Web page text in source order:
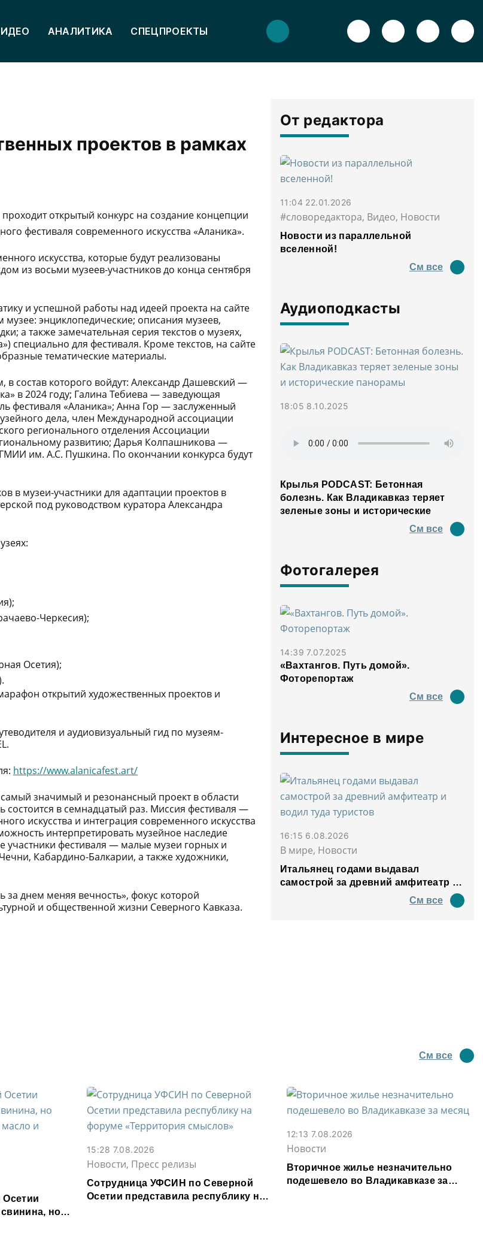
АНАЛИТИКА СПЕЦПРОЕКТЫ
проектов в рамках
открытый конкурс на создание концепции
фестиваля современного искусства «Аланика».
искусства, которые будут реализованы
из восьми музеев-участников до конца сентября
и успешной работы над идеей проекта на сайте
энциклопедические; описания музеев,
а также замечательная серия текстов о музеях,
специально для фестиваля. Кроме текстов, на сайте
тематические материалы.
состав которого войдут: Александр Дашевский —
» в 2024 году; Галина Тебиева — заведующая
фестиваля «Аланика»; Анна Гор — заслуженный
дела, член Международной ассоциации
регионального отделения Ассоциации
развитию; Дарья Колпашникова —
им. А.С. Пушкина. По окончании конкурса будут
в музеи-участники для адаптации проектов в
под руководством куратора Александра
);
Черкесия);
Осетия);
.
открытий художественных проектов и
и аудиовизуальный гид по музеям-
.
https://www.alanicafest.art/
значимый и резонансный проект в области
состоится в семнадцатый раз. Миссия фестиваля —
искусства и интеграция современного искусства
интерпретировать музейное наследие
участники фестиваля — малые музеи горных и
Кабардино-Балкарии, а также художники,
за днем меняя вечность», фокус которой
и общественной жизни Северного Кавказа.
От редактора
11:04 22.01.2026
#словоредактора, Видео, Новости
Новости из параллельной
вселенной!
См все
Аудиоподкасты
18:05 8.10.2025
Крылья PODCAST: Бетонная
болезнь. Как Владикавказ теряет
зеленые зоны и исторические
См все
Фотогалерея
14:39 7.07.2025
«Вахтангов. Путь домой».
Фоторепортаж
См все
Интересное в мире
16:15 6.08.2026
В мире, Новости
Итальянец годами выдавал
самострой за древний амфитеатр и
См все
См все
но
15:28 7.08.2026
Новости, Пресс релизы
Сотрудница УФСИН по Северной
Осетии представила республику на
12:13 7.08.2026
Новости
Вторичное жилье незначительно
подешевело во Владикавказе за